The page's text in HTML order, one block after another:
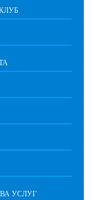
УСЛУГ